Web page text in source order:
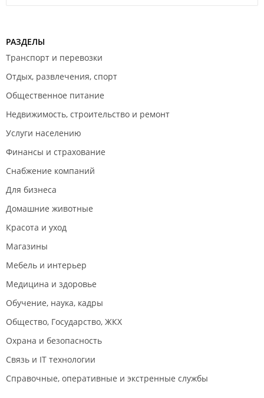
РАЗДЕЛЫ
Транспорт и перевозки
Отдых, развлечения, спорт
Общественное питание
Недвижимость, строительство и ремонт
Услуги населению
Финансы и страхование
Снабжение компаний
Для бизнеса
Домашние животные
Красота и уход
Магазины
Мебель и интерьер
Медицина и здоровье
Обучение, наука, кадры
Общество, Государство, ЖКХ
Охрана и безопасность
Связь и IT технологии
Справочные, оперативные и экстренные службы